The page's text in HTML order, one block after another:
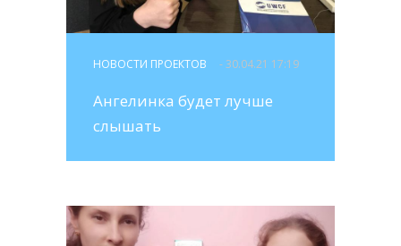
НОВОСТИ ПРОЕКТОВ - 30.04.21 17:19
Ангелинка будет лучше
слышать